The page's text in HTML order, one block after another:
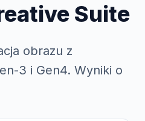
Suite
obrazu z
3 i Gen4. Wyniki o